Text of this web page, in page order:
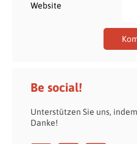
Website
Be social!
Unterstützen Sie uns,
Danke!